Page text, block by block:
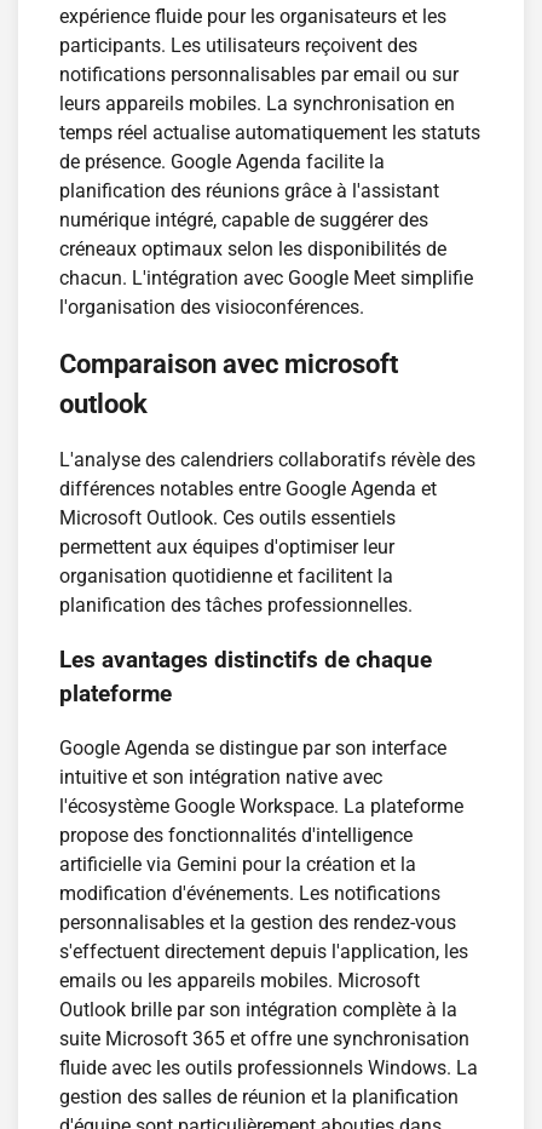
expérience fluide pour les organisateurs et les
participants. Les utilisateurs reçoivent des
notifications personnalisables par email ou sur
leurs appareils mobiles. La synchronisation en
temps réel actualise automatiquement les statuts
de présence. Google Agenda facilite la
planification des réunions grâce à l'assistant
numérique intégré, capable de suggérer des
créneaux optimaux selon les disponibilités de
chacun. L'intégration avec Google Meet simplifie
l'organisation des visioconférences.
Comparaison avec microsoft
outlook
L'analyse des calendriers collaboratifs révèle des
différences notables entre Google Agenda et
Microsoft Outlook. Ces outils essentiels
permettent aux équipes d'optimiser leur
organisation quotidienne et facilitent la
planification des tâches professionnelles.
Les avantages distinctifs de chaque
plateforme
Google Agenda se distingue par son interface
intuitive et son intégration native avec
l'écosystème Google Workspace. La plateforme
propose des fonctionnalités d'intelligence
artificielle via Gemini pour la création et la
modification d'événements. Les notifications
personnalisables et la gestion des rendez-vous
s'effectuent directement depuis l'application, les
emails ou les appareils mobiles. Microsoft
Outlook brille par son intégration complète à la
suite Microsoft 365 et offre une synchronisation
fluide avec les outils professionnels Windows. La
gestion des salles de réunion et la planification